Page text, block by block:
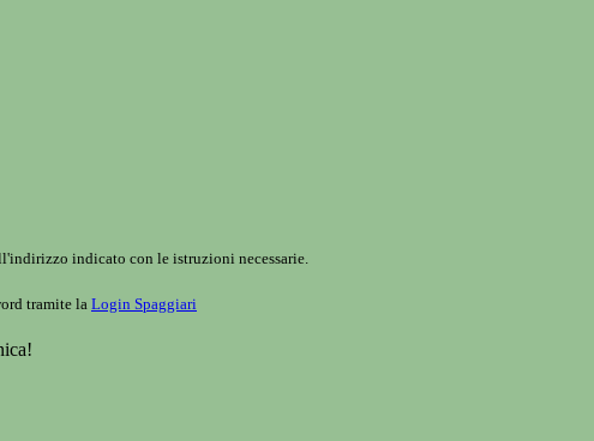
indicato con le istruzioni necessarie.
tramite la Login Spaggiari